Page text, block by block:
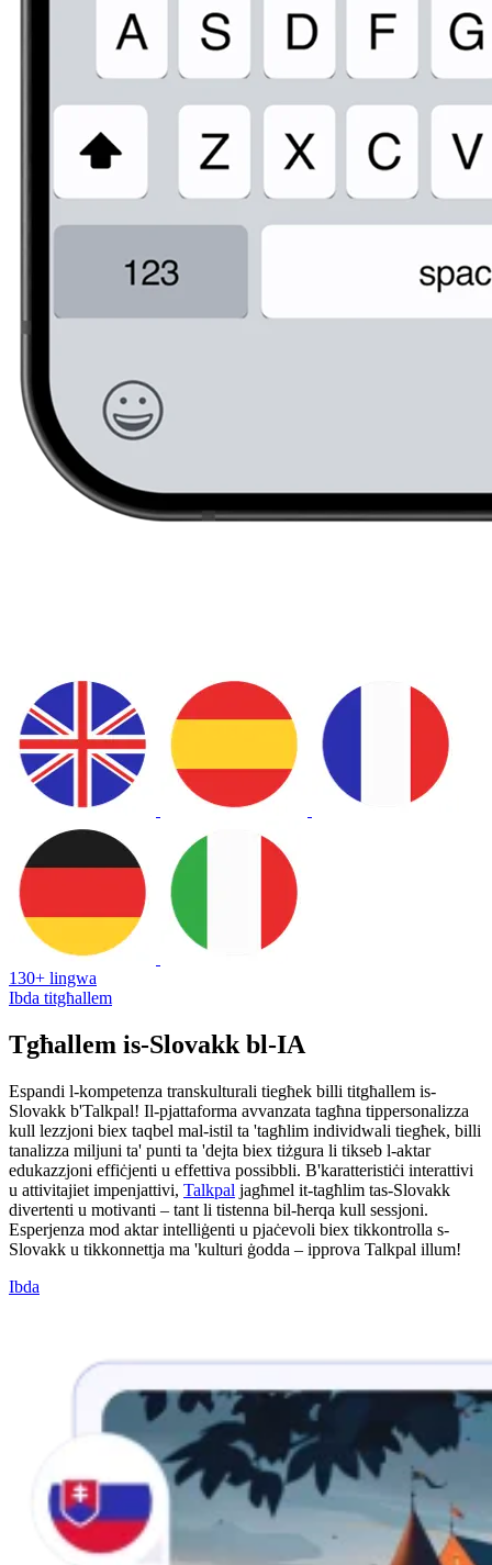
130+ lingwa
Ibda titgħallem
Tgħallem is-Slovakk bl-IA
Espandi l-kompetenza transkulturali tiegħek billi titgħallem is-
Slovakk b'Talkpal! Il-pjattaforma avvanzata tagħna tippersonalizza
kull lezzjoni biex taqbel mal-istil ta 'tagħlim individwali tiegħek, billi
tanalizza miljuni ta' punti ta 'dejta biex tiżgura li tikseb l-aktar
edukazzjoni effiċjenti u effettiva possibbli. B'karatteristiċi interattivi
u attivitajiet impenjattivi, Talkpal jagħmel it-tagħlim tas-Slovakk
divertenti u motivanti – tant li tistenna bil-ħerqa kull sessjoni.
Esperjenza mod aktar intelliġenti u pjaċevoli biex tikkontrolla s-
Slovakk u tikkonnettja ma 'kulturi ġodda – ipprova Talkpal illum!
Ibda